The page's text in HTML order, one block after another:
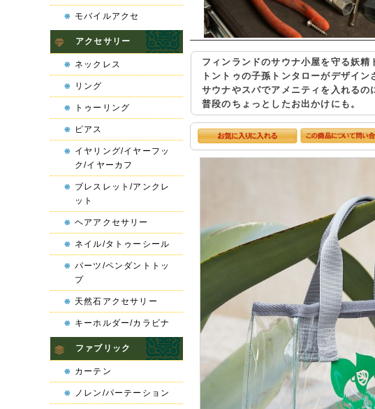
フィンランドのサウナ小屋を守る妖精
トントゥの子孫トンタローがデザイン
サウナやスパでアメニティを入れるの
普段のちょっとしたお出かけにも。
モバイルアクセ
アクセサリー
ネックレス
リング
トゥーリング
ピアス
イヤリング/イヤーフッ
ク/イヤーカフ
ブレスレット/アンクレ
ット
ヘアアクセサリー
ネイル/タトゥーシール
パーツ/ペンダントトッ
プ
天然石アクセサリー
キーホルダー/カラビナ
ファブリック
カーテン
ノレン/パーテーション